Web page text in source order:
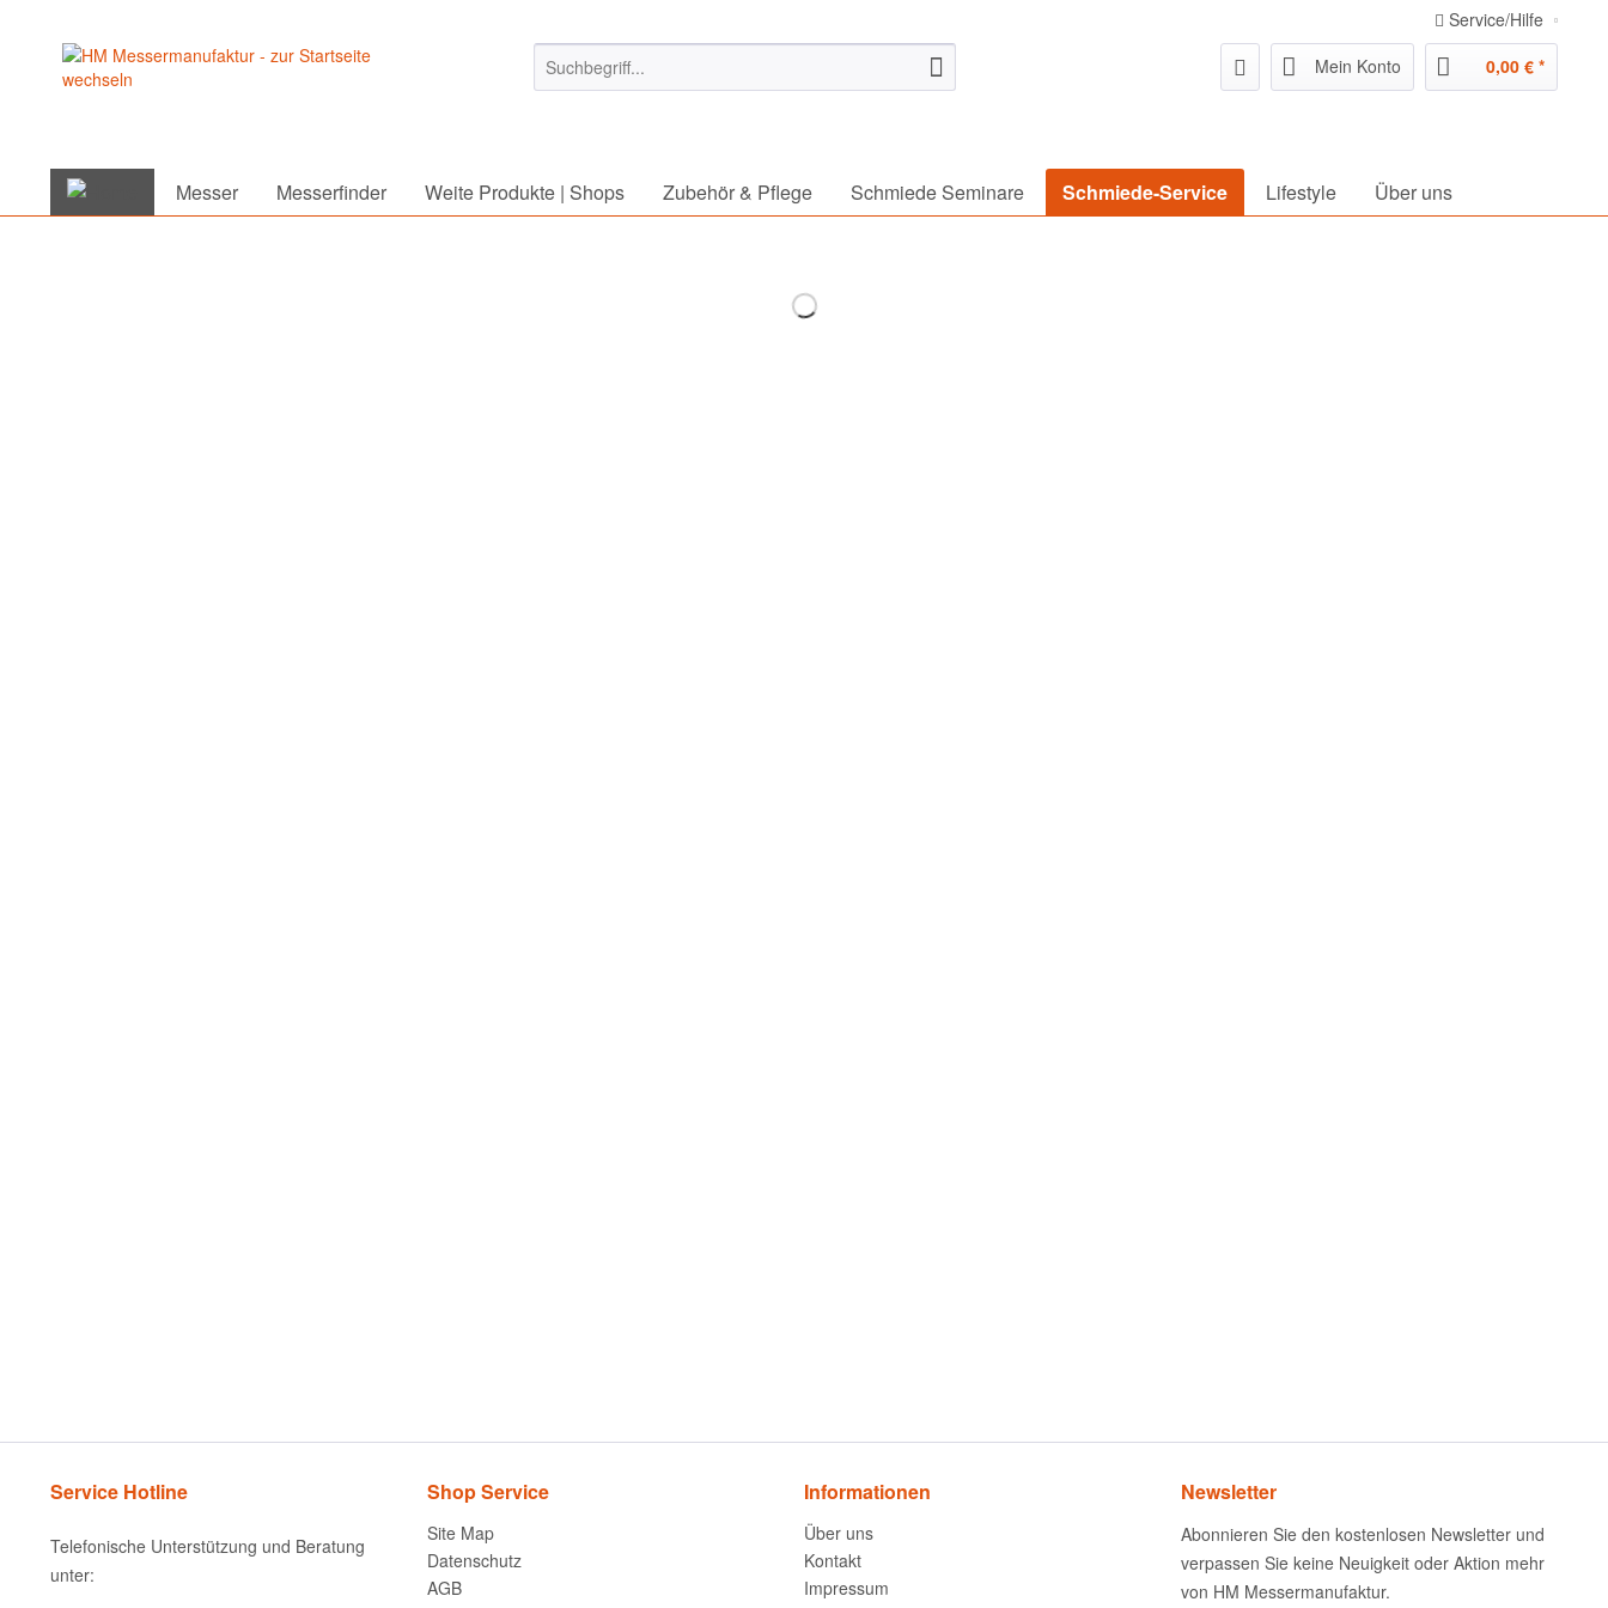
Service/Hilfe
Mein Konto
0,00 € *
Messer Messerfinder Weite Produkte | Shops Zubehör & Pflege Schmiede Seminare Schmiede-Service Lifestyle Über uns
Service Hotline
Telefonische Unterstützung und Beratung
unter:
Shop Service
Site Map
Datenschutz
AGB
Informationen
Über uns
Kontakt
Impressum
Newsletter
Abonnieren Sie den kostenlosen Newsletter und
verpassen Sie keine Neuigkeit oder Aktion mehr
von HM Messermanufaktur.